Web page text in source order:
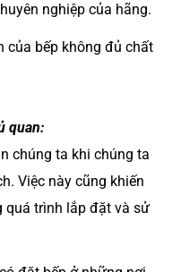
nghiệp của hãng.
của bếp không đủ chất
quan:
chúng ta khi chúng ta
Việc này cũng khiến
quá trình lắp đặt và sử